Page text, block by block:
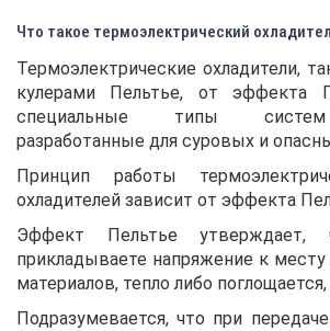
Что такое термоэлектрический
Термоэлектрические охладители,
кулерами Пельтье, от
специальные типы систем
разработанные для суровых и
Принцип работы
охладителей зависит от эффекта
Эффект Пельтье
прикладываете напряжение к
материалов, тепло либо
Подразумевается, что при